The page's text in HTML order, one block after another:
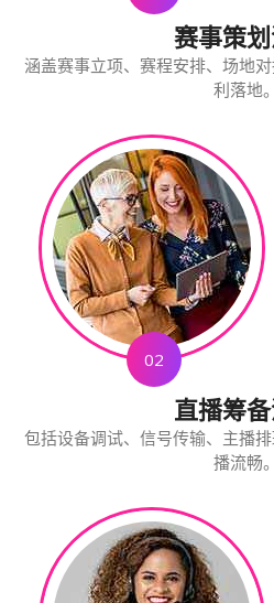
赛事策
涵盖赛事立项、赛程安排、场地
利落地。
02
直播筹
包括设备调试、信号传输、主播
播流畅。